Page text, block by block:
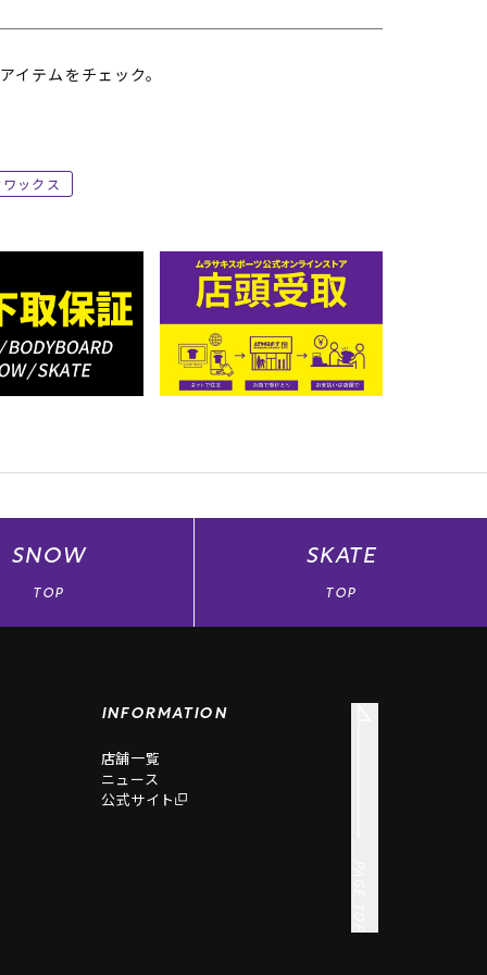
テムをチェック。
ワックス
SNOW
TOP
SKATE
TOP
INFORMATION
店舗一覧
ニュース
公式サイト